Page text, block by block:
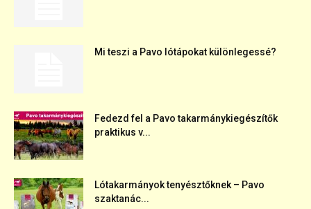
Mi teszi a Pavo lótápokat különlegessé?
Fedezd fel a Pavo takarmánykiegészítők
praktikus v...
Lótakarmányok tenyésztőknek – Pavo
szaktanác...